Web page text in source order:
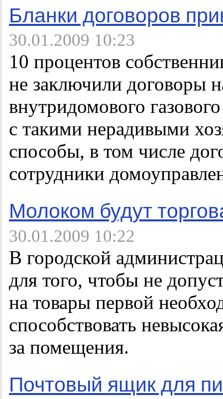
Бланки договоров
30.01.2009 10:23
10 процентов
не заключили договоры
внутридомового
с такими нерадивыми
способы, в том числе
сотрудники
Молоком будут
30.01.2009 10:22
В городской
для того, чтобы не
на товары первой
способствовать
за помещения.
Почтовый ящик для